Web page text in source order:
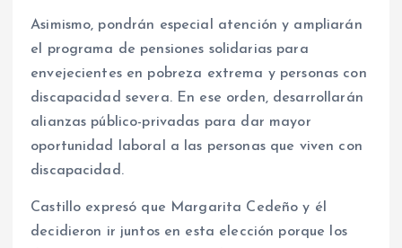
Asimismo, pondrán especial atención y ampliarán
el programa de pensiones solidarias para
envejecientes en pobreza extrema y personas con
discapacidad severa. En ese orden, desarrollarán
alianzas público-privadas para dar mayor
oportunidad laboral a las personas que viven con
discapacidad.
Castillo expresó que Margarita Cedeño y él
decidieron ir juntos en esta elección porque los